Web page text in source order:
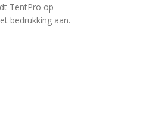
TentPro op
bedrukking aan.